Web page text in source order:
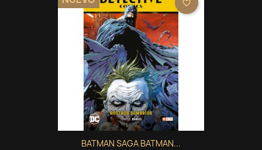
BATMAN SAGA BATMAN...
favorite_border